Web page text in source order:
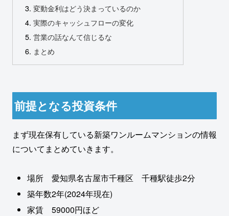
変動金利はどう決まっているのか
実際のキャッシュフローの変化
営業の話なんて信じるな
まとめ
前提となる投資条件
まず現在保有している新築ワンルームマンションの情報
についてまとめていきます。
場所 愛知県名古屋市千種区 千種駅徒歩2分
築年数2年(2024年現在)
家賃 59000円ほど